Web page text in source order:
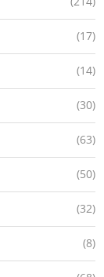
(17)
(14)
(30)
(63)
(50)
(32)
(8)